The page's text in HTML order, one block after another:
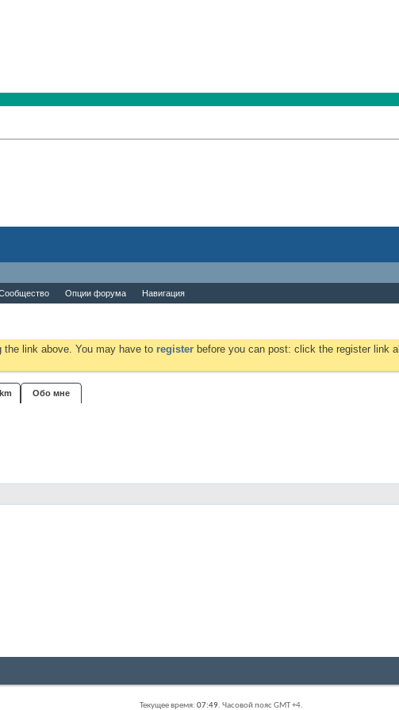
Опции форума Навигация
the link above. You may have to register before you can post: click the register link
Обо мне
Текущее время: 07:49. Часовой пояс GMT +4.